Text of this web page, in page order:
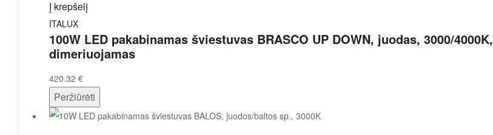
Į krepšelį
ITALUX
100W LED pakabinamas šviestuvas BRASCO UP DOWN, juodas, 3000/4000K,
dimeriuojamas
420.32 €
Peržiūrėti